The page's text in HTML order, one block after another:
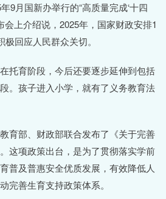
9月国新办举行的“高质量完成‘十四
会上介绍说，2025年，国家财政安排1
回应人民群众关切。
托育阶段，今后还要逐步延伸到包括
。孩子进入小学，就有了义务教育法
育部、财政部联合发布了《关于完善
这项政策出台，是为了贯彻落实学前
普及普惠安全优质发展，有效降低人
完善生育支持政策体系。